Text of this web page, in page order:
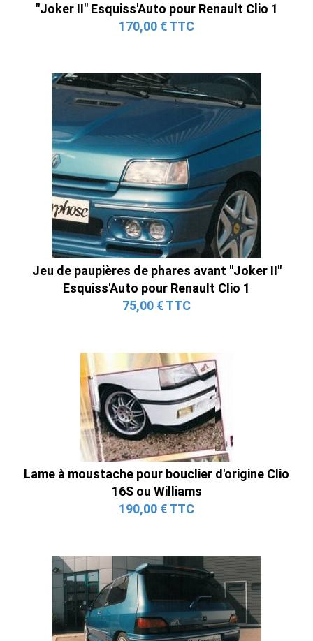
"Joker II" Esquiss'Auto pour Renault Clio 1
170,00 € TTC
Jeu de paupières de phares avant "Joker II"
Esquiss'Auto pour Renault Clio 1
75,00 € TTC
Lame à moustache pour bouclier d'origine Clio
16S ou Williams
190,00 € TTC